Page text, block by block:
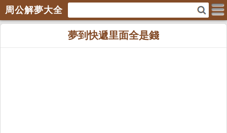
周公解夢大全
夢到快遞里面全是錢